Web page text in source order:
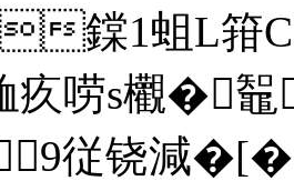
鏿1蛆L箝
疚唠s欟�
9従铙減�